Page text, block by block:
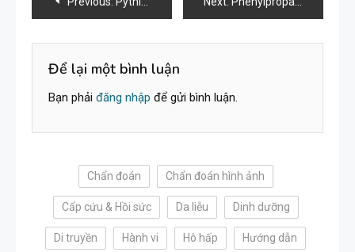
hướng
bài
viết
Để lại một bình luận
Bạn phải đăng nhập để gửi bình luận.
Chẩn đoán Chẩn đoán hình ảnh
Cấp cứu & Hồi sức Da liễu Dinh dưỡng
Di truyền Hành vi Hô hấp Hướng dẫn